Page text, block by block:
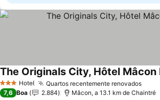
3 EstrelasHotel Quartos recentemente renovados
The Originals City, Hôtel Mâcon
7,6 Boa 2.884 Mâcon, a 13.1 km de Chaintré